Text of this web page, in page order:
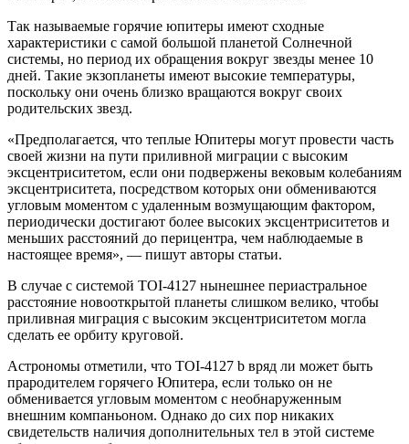
Так называемые горячие юпитеры имеют сходные
характеристики с самой большой планетой Солнечной
системы, но период их обращения вокруг звезды менее 10
дней. Такие экзопланеты имеют высокие температуры,
поскольку они очень близко вращаются вокруг своих
родительских звезд.
«Предполагается, что теплые Юпитеры могут провести часть
своей жизни на пути приливной миграции с высоким
эксцентриситетом, если они подвержены вековым колебаниям
эксцентриситета, посредством которых они обмениваются
угловым моментом с удаленным возмущающим фактором,
периодически достигают более высоких эксцентриситетов и
меньших расстояний до перицентра, чем наблюдаемые в
настоящее время», — пишут авторы статьи.
В случае с системой TOI-4127 нынешнее периастральное
расстояние новооткрытой планеты слишком велико, чтобы
приливная миграция с высоким эксцентриситетом могла
сделать ее орбиту круговой.
Астрономы отметили, что TOI-4127 b вряд ли может быть
прародителем горячего Юпитера, если только он не
обменивается угловым моментом с необнаруженным
внешним компаньоном. Однако до сих пор никаких
свидетельств наличия дополнительных тел в этой системе